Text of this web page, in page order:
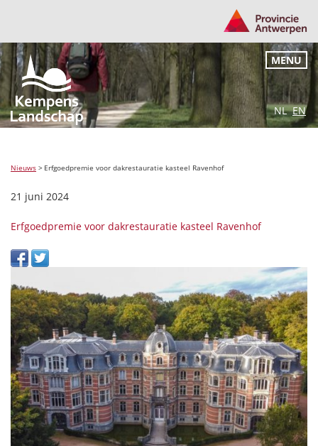
NL EN
MENU
Nieuws > Erfgoedpremie voor dakrestauratie kasteel Ravenhof
21 juni 2024
Erfgoedpremie voor dakrestauratie kasteel Ravenhof